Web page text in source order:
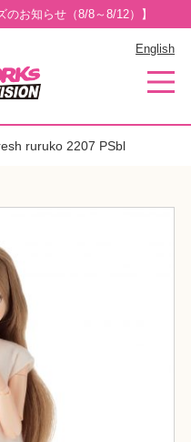
のお知らせ（8/8～8/12）】
English
ruruko 2207 PSbl